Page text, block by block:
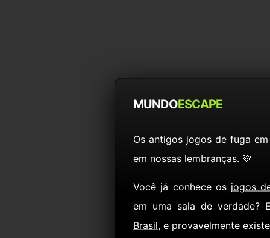
MUNDOESCAPE
Os antigos jogos de fuga
em nossas lembranças. 💚
Você já conhece os jogos
em uma sala de verdade?
Brasil, e provavelmente